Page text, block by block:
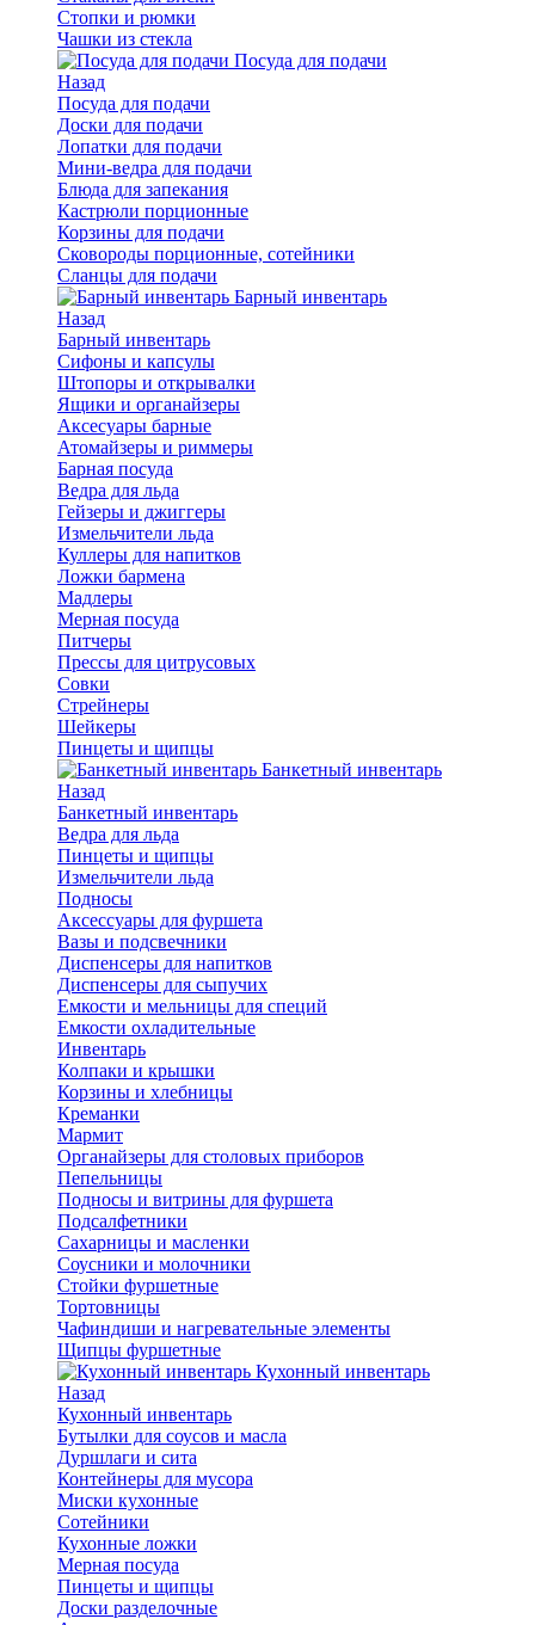
Стопки и рюмки
Чашки из стекла
Посуда для подачи
Назад
Посуда для подачи
Доски для подачи
Лопатки для подачи
Мини-ведра для подачи
Блюда для запекания
Кастрюли порционные
Корзины для подачи
Сковороды порционные, сотейники
Сланцы для подачи
Барный инвентарь
Назад
Барный инвентарь
Сифоны и капсулы
Штопоры и открывалки
Ящики и органайзеры
Аксесуары барные
Атомайзеры и риммеры
Барная посуда
Ведра для льда
Гейзеры и джиггеры
Измельчители льда
Куллеры для напитков
Ложки бармена
Мадлеры
Мерная посуда
Питчеры
Прессы для цитрусовых
Совки
Стрейнеры
Шейкеры
Пинцеты и щипцы
Банкетный инвентарь
Назад
Банкетный инвентарь
Ведра для льда
Пинцеты и щипцы
Измельчители льда
Подносы
Аксессуары для фуршета
Вазы и подсвечники
Диспенсеры для напитков
Диспенсеры для сыпучих
Емкости и мельницы для специй
Емкости охладительные
Инвентарь
Колпаки и крышки
Корзины и хлебницы
Креманки
Мармит
Органайзеры для столовых приборов
Пепельницы
Подносы и витрины для фуршета
Подсалфетники
Сахарницы и масленки
Соусники и молочники
Стойки фуршетные
Тортовницы
Чафиндиши и нагревательные элементы
Щипцы фуршетные
Кухонный инвентарь
Назад
Кухонный инвентарь
Бутылки для соусов и масла
Дуршлаги и сита
Контейнеры для мусора
Миски кухонные
Сотейники
Кухонные ложки
Мерная посуда
Пинцеты и щипцы
Доски разделочные